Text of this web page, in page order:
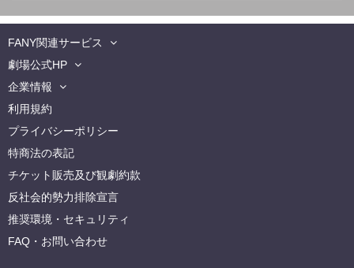
FANY関連サービス
劇場公式HP
企業情報
利用規約
プライバシーポリシー
特商法の表記
チケット販売及び観劇約款
反社会的勢力排除宣言
推奨環境・セキュリティ
FAQ・お問い合わせ